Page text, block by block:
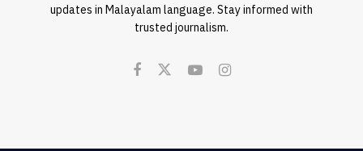
updates in Malayalam language. Stay informed with
trusted journalism.